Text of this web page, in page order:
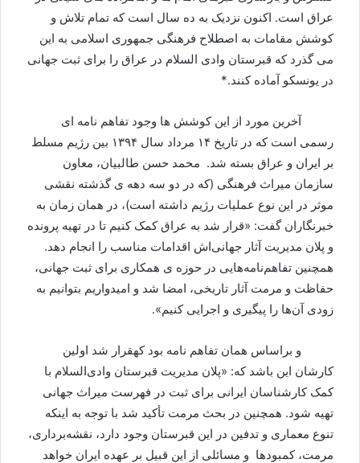
عراق است. اکنون نزدیک به ده سال است که تمام تلاش و
کوشش مقامات به اصطلاح فرهنگی جمهوری اسلامی به این
می گذرد که قبرستان وادی السلام در عراق را برای ثبت جهانی
در یونسکو آماده کنند.*
آخرین مورد از این کوشش ها وجود تفاهم نامه ای
رسمی است که در تاریخ ۱۴ مرداد سال ۱۳۹۴ بین رژیم مسلط
بر ایران و عراق بسته شد. محمد حسن طالبیان، معاون
سازمان میراث فرهنگی (که در دو سه دهه ی گذشته نقشی
موثر در این نوع عملیات رژيم داشته است)، در همان زمان به
خبرنگاران گفت: «قرار شد به عراق کمک کنیم تا در تهیه پرونده
و پلان مدیریت آثار جهانی‌اش اقدامات مناسب را انجام دهد.
همچنین تفاهم‌نامه‌هایی در حوزه ی همکاری برای ثبت جهانی،
حفاظت و مرمت آثار تاریخی، امضا شد و امیدواریم بتوانیم به
زودی آن‌ها را پیگیری و اجرایی کنیم».
و براساس همان تفاهم نامه بود کهقرار شد اولین
کارشان این باشد که: «پلان مدیریت قبرستان وادی‌السلام با
کمک کارشناسان ایرانی برای ثبت در فهرست میراث جهانی
تهیه شود. همچنین در بحث مرمت تأکید شد با توجه به اینکه
تنوع معماری و تدفین در این قبرستان وجود دارد، نقشه‌برداری،
مرمت، کمبودها و مسائلی از این قبیل بر عهده ایران خواهد